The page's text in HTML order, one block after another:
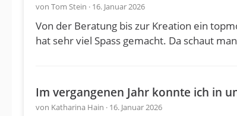
von Tom Stein · 16. Januar 2026
Von der Beratung bis zur Kreation ein
hat sehr viel Spass gemacht. Da schaut
Im vergangenen Jahr konnte ich in
von Katharina Hain · 16. Januar 2026